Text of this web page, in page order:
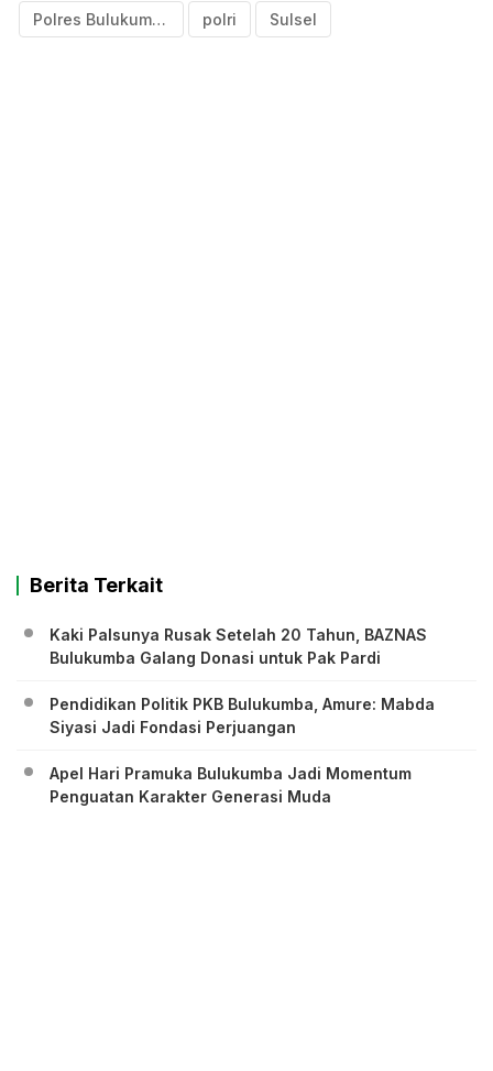
Polres Bulukumba polri Sulsel
Berita Terkait
Kaki Palsunya Rusak Setelah 20 Tahun, BAZNAS
Bulukumba Galang Donasi untuk Pak Pardi
Pendidikan Politik PKB Bulukumba, Amure: Mabda
Siyasi Jadi Fondasi Perjuangan
Apel Hari Pramuka Bulukumba Jadi Momentum
Penguatan Karakter Generasi Muda